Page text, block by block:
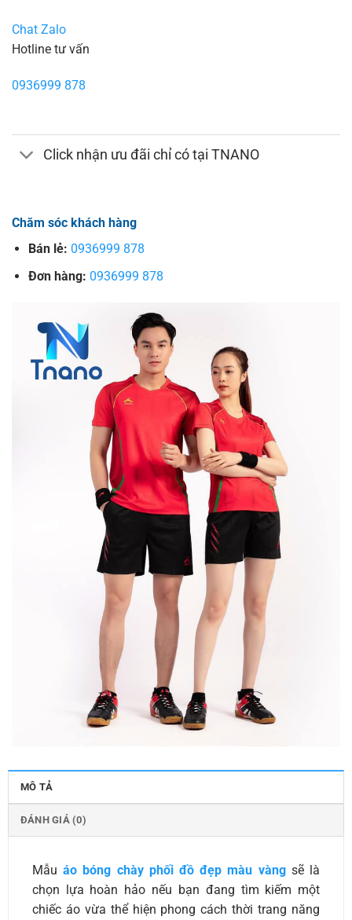
Chat Zalo
Hotline tư vấn
0936999 878
Click nhận ưu đãi chỉ có tại TNANO
Chăm sóc khách hàng
Bán lẻ: 0936999 878
Đơn hàng: 0936999 878
MÔ TẢ
ĐÁNH GIÁ (0)
Mẫuáo bóng chày phối đồ đẹp màu vàngsẽ là
chọn lựa hoàn hảo nếu bạn đang tìm kiếm một
chiếc áo vừa thể hiện phong cách thời trang năng